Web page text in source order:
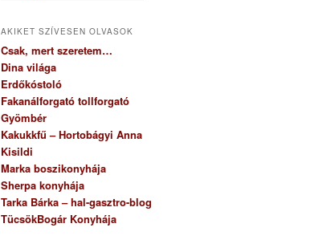
AKIKET SZÍVESEN OLVASOK
Csak, mert szeretem…
Dina világa
Erdőkóstoló
Fakanálforgató tollforgató
Gyömbér
Kakukkfű – Hortobágyi Anna
Kisildi
Marka boszikonyhája
Sherpa konyhája
Tarka Bárka – hal-gasztro-blog
TücsökBogár Konyhája